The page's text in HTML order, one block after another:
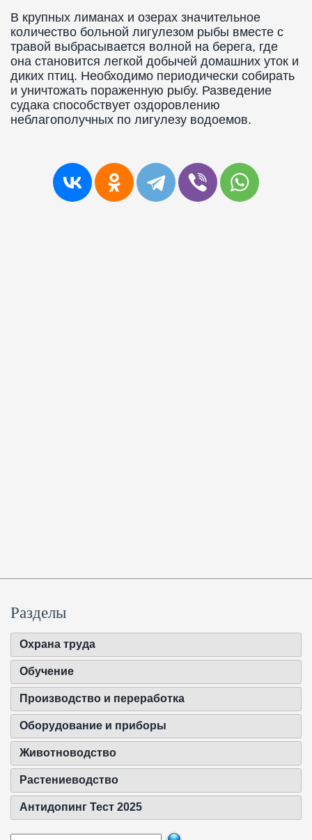
В крупных лиманах и озерах значительное
количество больной лигулезом рыбы вместе с
травой выбрасывается волной на берега, где
она становится легкой добычей домашних уток и
диких птиц. Необходимо периодически собирать
и уничтожать пораженную рыбу. Разведение
судака способствует оздоровлению
неблагополучных по лигулезу водоемов.
Разделы
Охрана труда
Обучение
Производство и переработка
Оборудование и приборы
Животноводство
Растениеводство
Антидопинг Тест 2025